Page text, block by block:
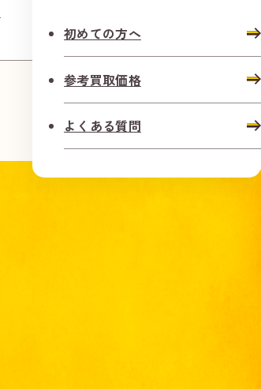
初めての方へ
参考買取価格
よくある質問